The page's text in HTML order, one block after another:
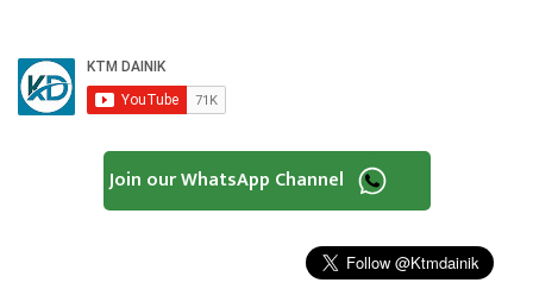
Join our WhatsApp Channel